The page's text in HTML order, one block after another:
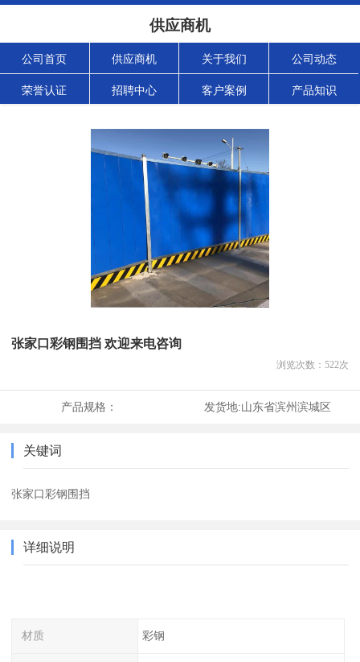
供应商机
公司首页 供应商机 关于我们 公司动态
荣誉认证 招聘中心 客户案例 产品知识
张家口彩钢围挡 欢迎来电咨询
浏览次数： 522次
产品规格： 发货地:山东省滨州滨城区
关键词
张家口彩钢围挡
详细说明
材质 彩钢